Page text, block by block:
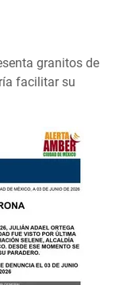
granitos de
facilitar su